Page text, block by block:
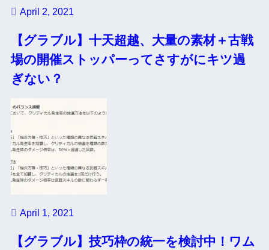
April 2, 2021
【グラブル】十天超越、大量の素材＋古戦
場の開催ストッパーってさすがにキツ過
ぎない？
April 1, 2021
【グラブル】技巧枠の統一を検討中！ワム